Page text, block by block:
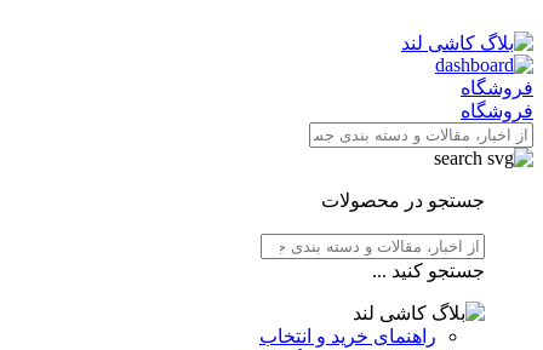
فروشگاه
فروشگاه
جستجو در محصولات
جستجو کنید ...
راهنمای خرید و انتخاب